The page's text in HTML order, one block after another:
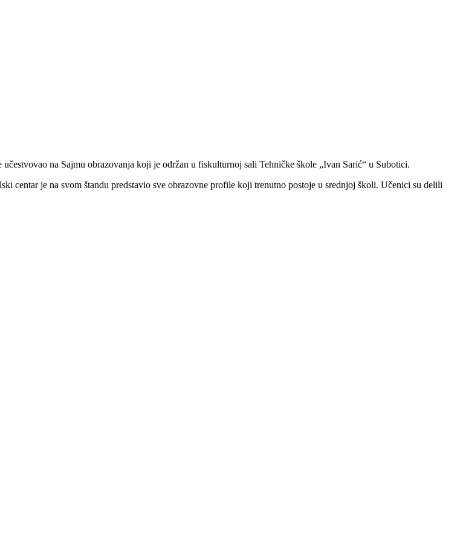
na Sajmu obrazovanja koji je održan u fiskulturnoj sali Tehničke škole „Ivan Sarić“ u Subotici.
centar je na svom štandu predstavio sve obrazovne profile koji trenutno postoje u srednjoj školi. Učenici su delili